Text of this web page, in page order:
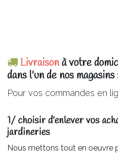
Livraisonà votre
dans l'un de nos magasins
Pour vos commandes en
1/ choisir d'enlever vos
jardineries​
Nous mettons tout en oeuvre